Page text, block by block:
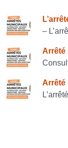
Consulter
–
Arrêté
Arrêté